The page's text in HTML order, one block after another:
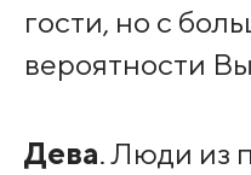
гости, но с
вероятности
Дева. Люди из